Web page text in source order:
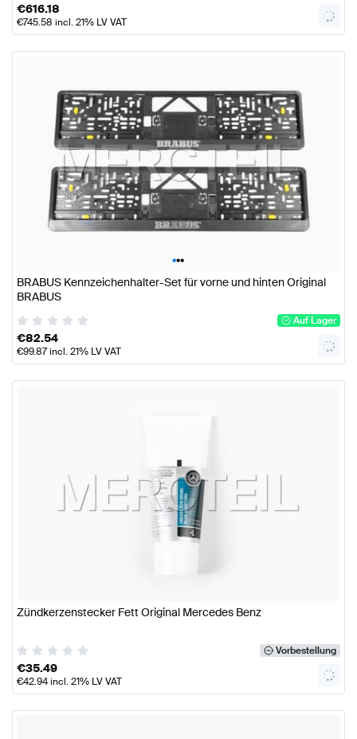
€616.18
€745.58 incl. 21% LV VAT
•••
BRABUS Kennzeichenhalter-Set für vorne und hinten Original
BRABUS
Auf Lager
€82.54
€99.87incl. 21% LV VAT
Zündkerzenstecker Fett Original Mercedes Benz
Vorbestellung
€35.49
€42.94incl. 21% LV VAT